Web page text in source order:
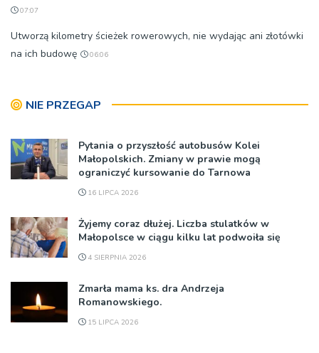
07:07
Utworzą kilometry ścieżek rowerowych, nie wydając ani złotówki
na ich budowę
06:06
NIE PRZEGAP
Pytania o przyszłość autobusów Kolei
Małopolskich. Zmiany w prawie mogą
ograniczyć kursowanie do Tarnowa
16 LIPCA 2026
Żyjemy coraz dłużej. Liczba stulatków w
Małopolsce w ciągu kilku lat podwoiła się
4 SIERPNIA 2026
Zmarła mama ks. dra Andrzeja
Romanowskiego.
15 LIPCA 2026